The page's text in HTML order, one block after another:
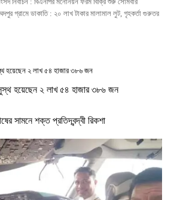
গ্রামে ডাকাতি : ২০ লাখ টাকার মালামাল লুট, গৃহকর্তা গুরুতর
হয়েছেন ২ লাখ ৫৪ হাজার ৩৮৬ জন
সামনে শক্ত প্রতিদ্বন্দ্বী রিকশা